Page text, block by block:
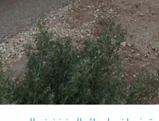
الجديدة المهندس عطاالله الغرير
في لواء ذيبان التزام المنازل
لسوء الظروف الجوية المحيطة